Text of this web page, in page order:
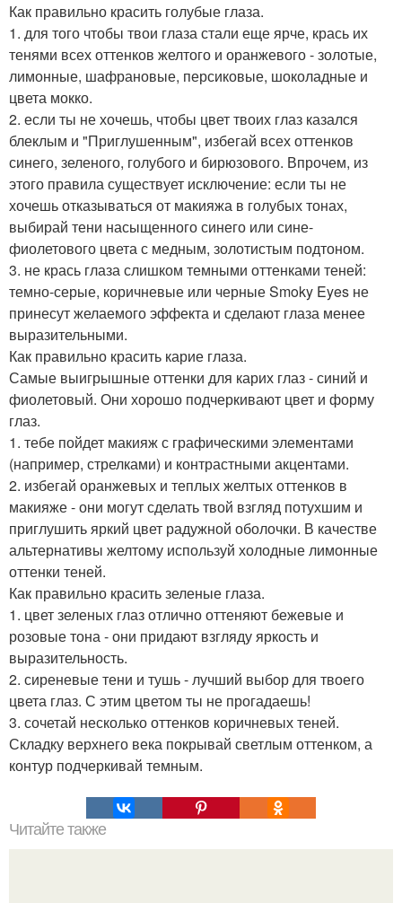
Как правильно красить голубые глаза.
1. для того чтобы твои глаза стали еще ярче, крась их
тенями всех оттенков желтого и оранжевого - золотые,
лимонные, шафрановые, персиковые, шоколадные и
цвета мокко.
2. если ты не хочешь, чтобы цвет твоих глаз казался
блеклым и "Приглушенным", избегай всех оттенков
синего, зеленого, голубого и бирюзового. Впрочем, из
этого правила существует исключение: если ты не
хочешь отказываться от макияжа в голубых тонах,
выбирай тени насыщенного синего или сине-
фиолетового цвета с медным, золотистым подтоном.
3. не крась глаза слишком темными оттенками теней:
темно-серые, коричневые или черные Smoky Eyes не
принесут желаемого эффекта и сделают глаза менее
выразительными.
Как правильно красить карие глаза.
Самые выигрышные оттенки для карих глаз - синий и
фиолетовый. Они хорошо подчеркивают цвет и форму
глаз.
1. тебе пойдет макияж с графическими элементами
(например, стрелками) и контрастными акцентами.
2. избегай оранжевых и теплых желтых оттенков в
макияже - они могут сделать твой взгляд потухшим и
приглушить яркий цвет радужной оболочки. В качестве
альтернативы желтому используй холодные лимонные
оттенки теней.
Как правильно красить зеленые глаза.
1. цвет зеленых глаз отлично оттеняют бежевые и
розовые тона - они придают взгляду яркость и
выразительность.
2. сиреневые тени и тушь - лучший выбор для твоего
цвета глаз. С этим цветом ты не прогадаешь!
3. сочетай несколько оттенков коричневых теней.
Складку верхнего века покрывай светлым оттенком, а
контур подчеркивай темным.
Читайте также